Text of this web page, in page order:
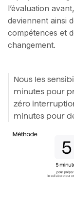
l’évaluation
deviennent ainsi
compétences et
changement.
Nous les
minutes pour
zéro
minutes pour